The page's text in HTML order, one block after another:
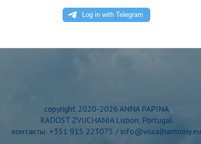
copyright 2020-2026 ANNA PAPINA
RADOST ZVUCHANIA Lisbon, Portugal
контакты: +351 915 223075 / info@vocalharmony.eu